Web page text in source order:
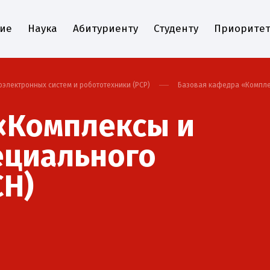
Наука Абитуриенту Студенту
систем и робототехники (РСР) Базовая кафедра
и